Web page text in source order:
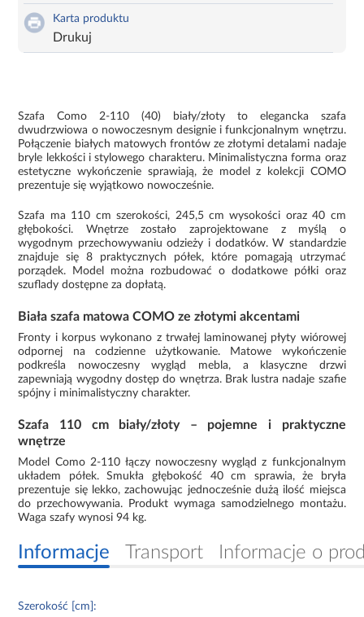
Karta produktu
Drukuj
Szafa Como 2-110 (40) biały/złoty to elegancka szafa
dwudrzwiowa o nowoczesnym designie i funkcjonalnym wnętrzu.
Połączenie białych matowych frontów ze złotymi detalami nadaje
bryle lekkości i stylowego charakteru. Minimalistyczna forma oraz
estetyczne wykończenie sprawiają, że model z kolekcji COMO
prezentuje się wyjątkowo nowocześnie.
Szafa ma 110 cm szerokości, 245,5 cm wysokości oraz 40 cm
głębokości. Wnętrze zostało zaprojektowane z myślą o
wygodnym przechowywaniu odzieży i dodatków. W standardzie
znajduje się 8 praktycznych półek, które pomagają utrzymać
porządek. Model można rozbudować o dodatkowe półki oraz
szuflady dostępne za dopłatą.
Biała szafa matowa COMO ze złotymi akcentami
Fronty i korpus wykonano z trwałej laminowanej płyty wiórowej
odpornej na codzienne użytkowanie. Matowe wykończenie
podkreśla nowoczesny wygląd mebla, a klasyczne drzwi
zapewniają wygodny dostęp do wnętrza. Brak lustra nadaje szafie
spójny i minimalistyczny charakter.
Szafa 110 cm biały/złoty – pojemne i praktyczne
wnętrze
Model Como 2-110 łączy nowoczesny wygląd z funkcjonalnym
układem półek. Smukła głębokość 40 cm sprawia, że bryła
prezentuje się lekko, zachowując jednocześnie dużą ilość miejsca
do przechowywania. Produkt wymaga samodzielnego montażu.
Waga szafy wynosi 94 kg.
Informacje Transport Informacje o
Szerokość [cm]: